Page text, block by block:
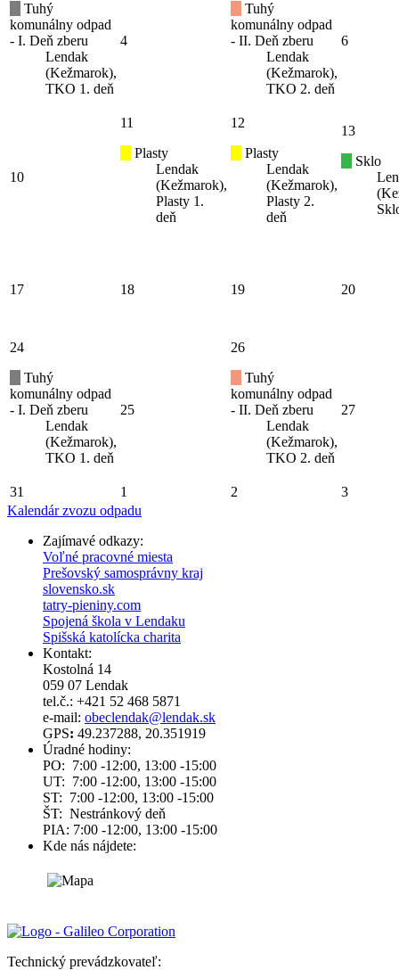
Tuhý
komunálny odpad
- I. Deň zberu
Lendak
(Kežmarok),
TKO 1. deň
4
Tuhý
komunálny odpad
- II. Deň zberu
Lendak
(Kežmarok),
TKO 2. deň
6
10
11
Plasty
Lendak
(Kežmarok),
Plasty 1.
deň
12
Plasty
Lendak
(Kežmarok),
Plasty 2.
deň
13
Sklo
17 18 19 20
24
Tuhý
komunálny odpad
- I. Deň zberu
Lendak
(Kežmarok),
TKO 1. deň
25
26
Tuhý
komunálny odpad
- II. Deň zberu
Lendak
(Kežmarok),
TKO 2. deň
27
31 1 2
3
Kalendár zvozu odpadu
Zajímavé odkazy:
Voľné pracovné miesta
Prešovský samosprávny kraj
slovensko.sk
tatry-pieniny.com
Spojená škola v Lendaku
Spišská katolícka charita
Kontakt:
Kostolná 14
059 07 Lendak
tel.č.: +421 52 468 5871
e-mail: obeclendak@lendak.sk
GPS: 49.237288, 20.351919
Úradné hodiny:
PO: 7:00 -12:00, 13:00 -15:00
UT: 7:00 -12:00, 13:00 -15:00
ST: 7:00 -12:00, 13:00 -15:00
ŠT: Nestránkový deň
PIA: 7:00 -12:00, 13:00 -15:00
Kde nás nájdete:
Technický prevádzkovateľ: